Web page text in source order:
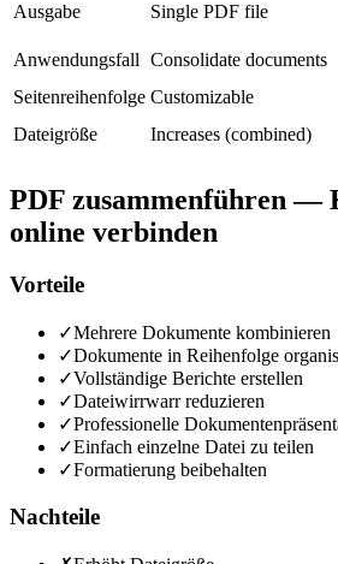
Ausgabe
Single PDF file
Anwendungsfall Consolidate documents
Seitenreihenfolge Customizable
Dateigröße
Increases (combined)
PDF zusammenführen —
online verbinden
Vorteile
✓Mehrere Dokumente kombinieren
✓Dokumente in Reihenfolge
✓Vollständige Berichte erstellen
✓Dateiwirrwarr reduzieren
✓Professionelle
✓Einfach einzelne Datei zu teilen
✓Formatierung beibehalten
Nachteile